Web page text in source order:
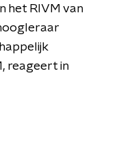
het RIVM van
reageert in